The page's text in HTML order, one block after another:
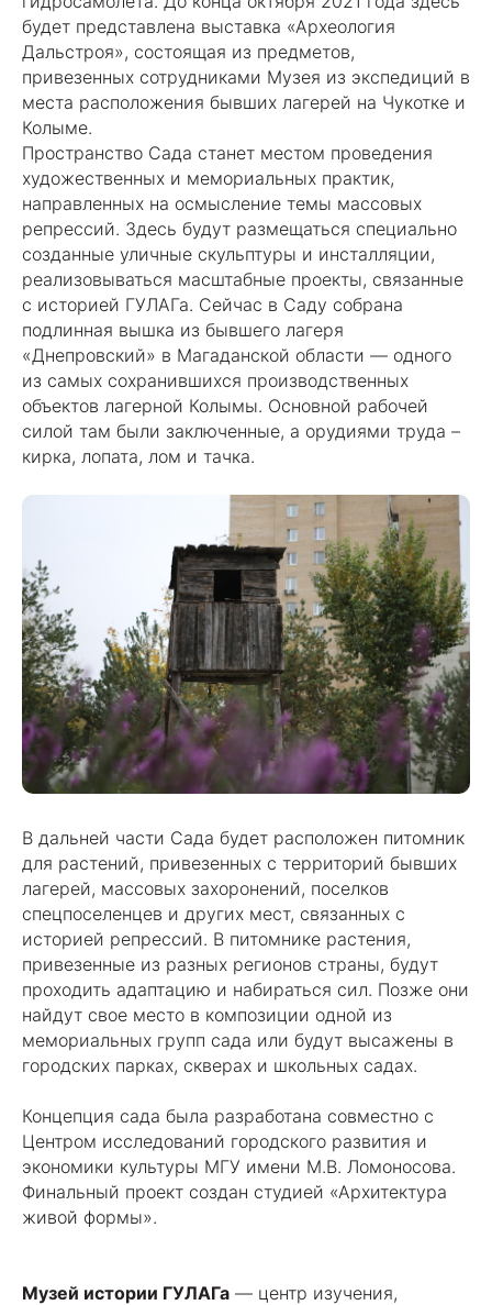
будет представлена выставка «Археология
Дальстроя», состоящая из предметов,
привезенных сотрудниками Музея из экспедиций в
места расположения бывших лагерей на Чукотке и
Колыме.
Пространство Сада станет местом проведения
художественных и мемориальных практик,
направленных на осмысление темы массовых
репрессий. Здесь будут размещаться специально
созданные уличные скульптуры и инсталляции,
реализовываться масштабные проекты, связанные
с историей ГУЛАГа. Сейчас в Саду собрана
подлинная вышка из бывшего лагеря
«Днепровский» в Магаданской области — одного
из самых сохранившихся производственных
объектов лагерной Колымы. Основной рабочей
силой там были заключенные, а орудиями труда –
кирка, лопата, лом и тачка.
В дальней части Сада будет расположен питомник
для растений, привезенных с территорий бывших
лагерей, массовых захоронений, поселков
спецпоселенцев и других мест, связанных с
историей репрессий. В питомнике растения,
привезенные из разных регионов страны, будут
проходить адаптацию и набираться сил. Позже они
найдут свое место в композиции одной из
мемориальных групп сада или будут высажены в
городских парках, скверах и школьных садах.
Концепция сада была разработана совместно с
Центром исследований городского развития и
экономики культуры МГУ имени М.В. Ломоносова.
Финальный проект создан студией «Архитектура
живой формы».
Музей истории ГУЛАГа — центр изучения,